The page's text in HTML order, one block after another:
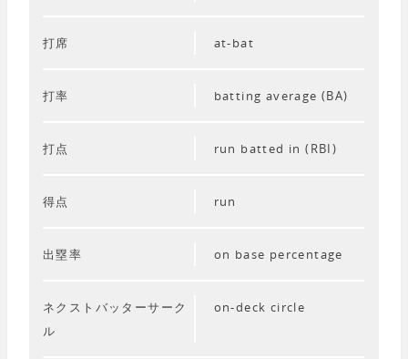
打席 at-bat
打率 batting average (BA)
打点 run batted in (RBI)
得点 run
出塁率 on base percentage
ネクストバッターサーク
ル
on-deck circle